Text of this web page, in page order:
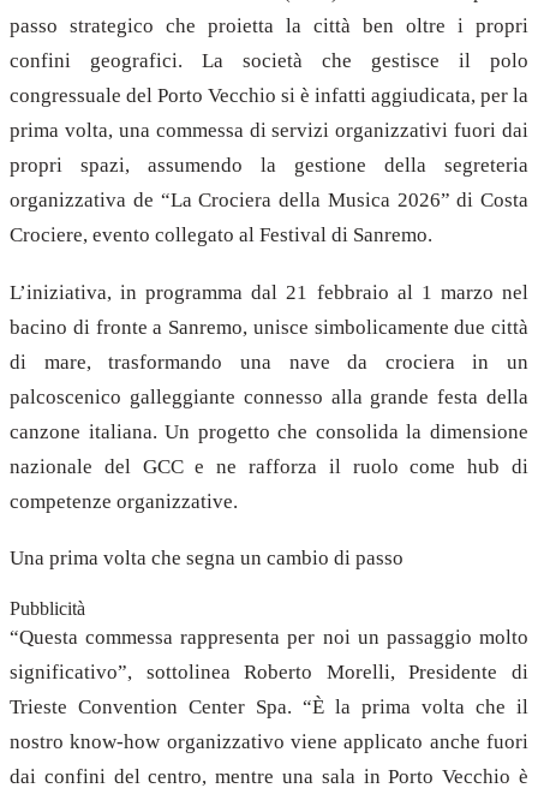
passo strategico che proietta la città ben oltre i propri
confini geografici. La società che gestisce il polo
congressuale del Porto Vecchio si è infatti aggiudicata, per la
prima volta, una commessa di servizi organizzativi fuori dai
propri spazi, assumendo la gestione della segreteria
organizzativa de “La Crociera della Musica 2026” di Costa
Crociere, evento collegato al Festival di Sanremo.
L’iniziativa, in programma dal 21 febbraio al 1 marzo nel
bacino di fronte a Sanremo, unisce simbolicamente due città
di mare, trasformando una nave da crociera in un
palcoscenico galleggiante connesso alla grande festa della
canzone italiana. Un progetto che consolida la dimensione
nazionale del GCC e ne rafforza il ruolo come hub di
competenze organizzative.
Una prima volta che segna un cambio di passo
Pubblicità
“Questa commessa rappresenta per noi un passaggio molto
significativo”, sottolinea Roberto Morelli, Presidente di
Trieste Convention Center Spa. “È la prima volta che il
nostro know-how organizzativo viene applicato anche fuori
dai confini del centro, mentre una sala in Porto Vecchio è